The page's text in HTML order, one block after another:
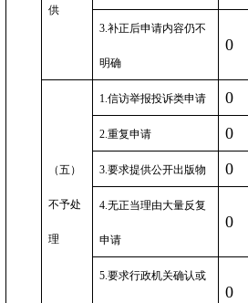
供
3.补正后申请内容仍不
明确
0
（五）
不予处
理
1.信访举报投诉类申请 0
2.重复申请 0
3.要求提供公开出版物 0
4.无正当理由大量反复
申请
0
5.要求行政机关确认或
0